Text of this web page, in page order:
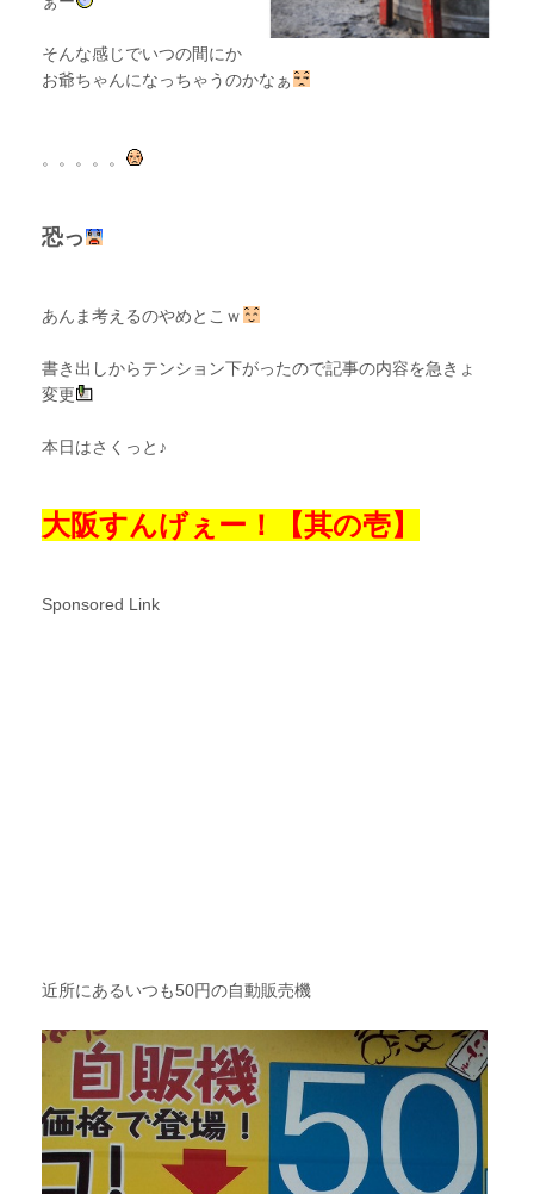
そんな感じでいつの間にか
お爺ちゃんになっちゃうのかなぁ
。。。。。
恐っ
あんま考えるのやめとこｗ
書き出しからテンション下がったので記事の内容を急きょ
変更
本日はさくっと♪
大阪すんげぇー！【其の壱】
Sponsored Link
近所にあるいつも50円の自動販売機